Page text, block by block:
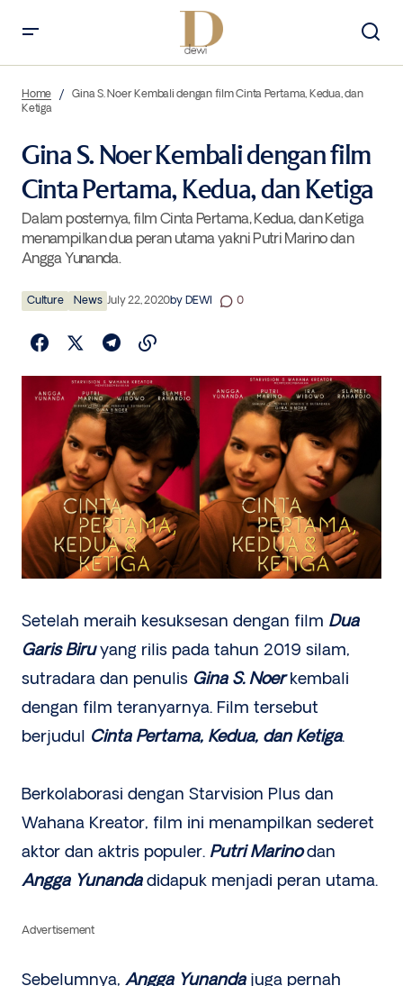
Home
Gina S. Noer Kembali dengan film Cinta Pertama, Kedua, dan
Ketiga
Gina S. Noer Kembali dengan film
Cinta Pertama, Kedua, dan Ketiga
Dalam posternya, film Cinta Pertama, Kedua, dan Ketiga
menampilkan dua peran utama yakni Putri Marino dan
Angga Yunanda.
Culture News July 22, 2020by DEWI 0
Setelah meraih kesuksesan dengan film Dua
Garis Biruyang rilis pada tahun 2019 silam,
sutradara dan penulis Gina S. Noerkembali
dengan film teranyarnya. Film tersebut
berjudul Cinta Pertama, Kedua, dan Ketiga.
Berkolaborasi dengan Starvision Plus dan
Wahana Kreator, film ini menampilkan sederet
aktor dan aktris populer. Putri Marinodan
Angga Yunandadidapuk menjadi peran utama.
Advertisement
Sebelumnya, Angga Yunandajuga pernah